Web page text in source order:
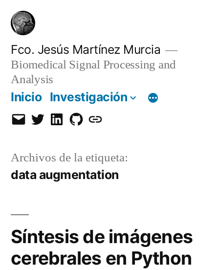
Saltar
contenido
Fco. Jesús Martínez Murcia
Biomedical Signal Processing and
Analysis
Inicio Investigación
EmailTwitterLinkedInGitHub
Orcid
Archivos de la etiqueta:
data augmentation
Síntesis de imágenes
cerebrales en Python